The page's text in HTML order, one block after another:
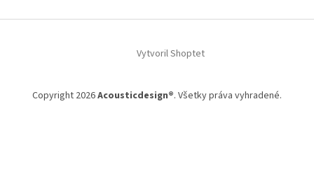
Vytvoril Shoptet
Copyright 2026Acousticdesign®. Všetky práva vyhradené.